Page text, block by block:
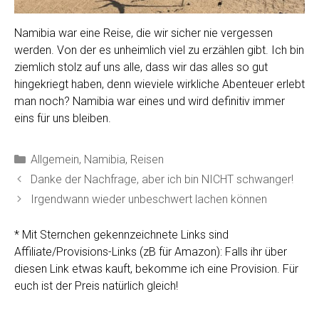
Namibia war eine Reise, die wir sicher nie vergessen
werden. Von der es unheimlich viel zu erzählen gibt. Ich bin
ziemlich stolz auf uns alle, dass wir das alles so gut
hingekriegt haben, denn wieviele wirkliche Abenteuer erlebt
man noch? Namibia war eines und wird definitiv immer
eins für uns bleiben.
Kategorien
Allgemein, Namibia, Reisen
Danke der Nachfrage, aber ich bin NICHT schwanger!
Irgendwann wieder unbeschwert lachen können
* Mit Sternchen gekennzeichnete Links sind
Affiliate/Provisions-Links (zB für Amazon): Falls ihr über
diesen Link etwas kauft, bekomme ich eine Provision. Für
euch ist der Preis natürlich gleich!